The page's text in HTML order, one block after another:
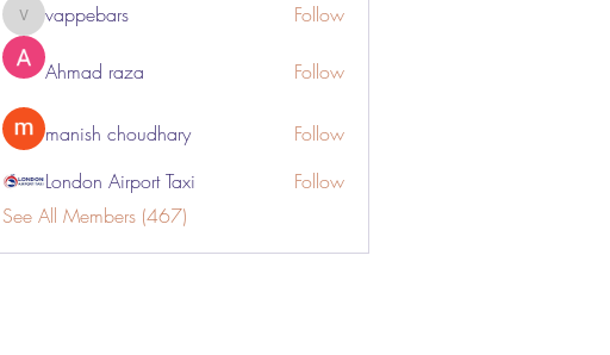
vappebars
vappebars Follow
Ahmad raza Follow
manish choudhary
Follow
London Airport Taxi
Follow
See All Members (467)